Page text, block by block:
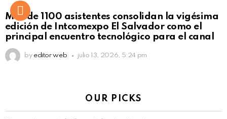
Más de 1100 asistentes consolidan la vigésima
edición de Intcomexpo El Salvador como el
principal encuentro tecnológico para el canal
by editor web julio 13, 2026, 5:24 pm
OUR PICKS